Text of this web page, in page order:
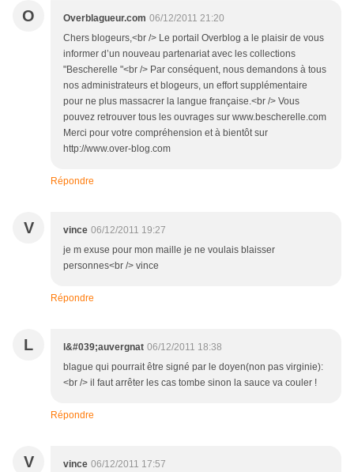
O Overblagueur.com 06/12/2011 21:20
Chers blogeurs,<br /> Le portail Overblog a le plaisir de vous
informer d’un nouveau partenariat avec les collections
"Bescherelle "<br /> Par conséquent, nous demandons à tous
nos administrateurs et blogeurs, un effort supplémentaire
pour ne plus massacrer la langue française.<br /> Vous
pouvez retrouver tous les ouvrages sur www.bescherelle.com
Merci pour votre compréhension et à bientôt sur
http://www.over-blog.com
Répondre
V vince 06/12/2011 19:27
je m exuse pour mon maille je ne voulais blaisser
personnes<br /> vince
Répondre
L l&#039;auvergnat 06/12/2011 18:38
blague qui pourrait être signé par le doyen(non pas virginie):
<br /> il faut arrêter les cas tombe sinon la sauce va couler !
Répondre
V vince 06/12/2011 17:57